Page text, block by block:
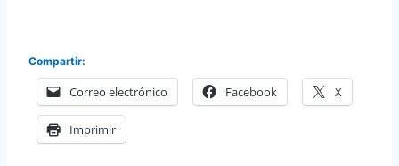
Compartir:
Correo electrónico Facebook X
Imprimir